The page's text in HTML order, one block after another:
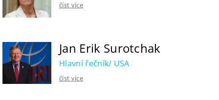
číst více
Jan Erik Surotchak
Hlavní řečník/ USA
číst více